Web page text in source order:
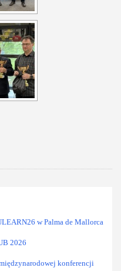
w Palma de Mallorca
2026
konferencji